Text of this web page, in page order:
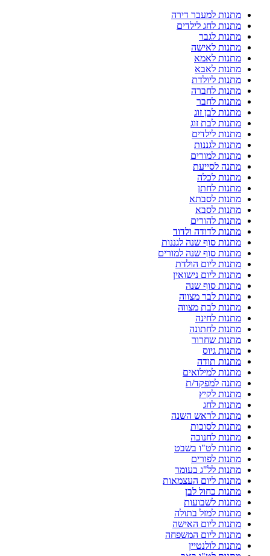
מתנות למעבר דירה
מתנות לחג לילדים
מתנות לגבר
מתנות לאישה
מתנות לאמא
מתנות לאבא
מתנות ליולדת
מתנות לחברה
מתנות לחבר
מתנות לבן זוג
מתנות לבת זוג
מתנות לילדים
מתנות לגננות
מתנות למורים
מתנה לסייעת
מתנות לכלה
מתנות לחתן
מתנות לסבתא
מתנות לסבא
מתנות להורים
מתנות לדודה ולדוד
מתנות סוף שנה לגננות
מתנות סוף שנה למורים
מתנות ליום הולדת
מתנות ליום נישואין
מתנות סוף שנה
מתנות לבר מצווה
מתנות לבת מצווה
מתנות לחינה
מתנות לחתונה
מתנות שחרור
מתנות גיוס
מתנות תודה
מתנות למילואים
מתנה למפקד/ת
מתנות לקיץ
מתנות לחג
מתנות לראש השנה
מתנות לסוכות
מתנות לחנוכה
מתנות לט"ו בשבט
מתנות לפורים
מתנות לל"ג בעומר
מתנות ליום העצמאות
מתנות כחול לבן
מתנות לשבועות
מתנות למזל בתולה
מתנות ליום האישה
מתנות ליום המשפחה
מתנות לולנטיין